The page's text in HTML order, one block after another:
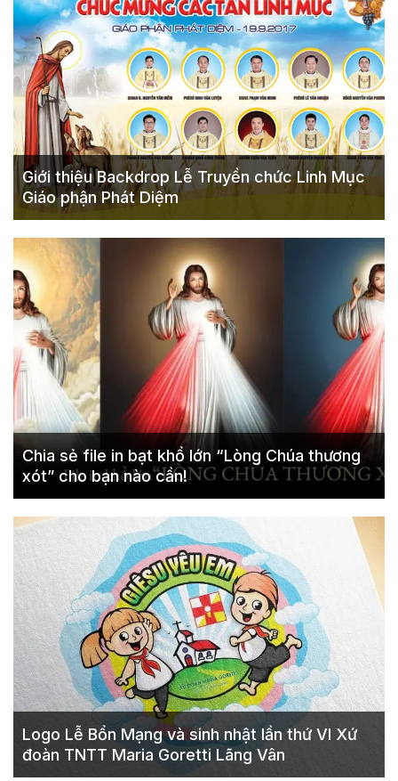
Giới thiệu Backdrop Lễ Truyền chức Linh Mục
Giáo phận Phát Diệm
Chia sẻ file in bạt khổ lớn “Lòng Chúa thương
xót” cho bạn nào cần!
Logo Lễ Bổn Mạng và sinh nhật lần thứ VI Xứ
đoàn TNTT Maria Goretti Lãng Vân